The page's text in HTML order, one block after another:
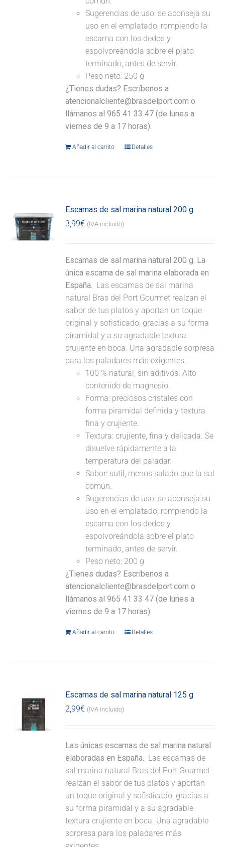
Sugerencias de uso: se aconseja su
uso en el emplatado, rompiendo la
escama con los dedos y
espolvoreándola sobre el plato
terminado, antes de servir.
Peso neto: 250 g
¿Tienes dudas? Escríbenos a
atencionalcliente@brasdelport.com o
llámanos al 965 41 33 47 (de lunes a
viernes de 9 a 17 horas).
Añadir al carrito Detalles
Escamas de sal marina natural 200 g
3,99€ (IVA incluido)
Escamas de sal marina natural 200 g. La
única escama de sal marina elaborada en
España. Las escamas de sal marina
natural Bras del Port Gourmet realzan el
sabor de tus platos y aportan un toque
original y sofisticado, gracias a su forma
piramidal y a su agradable textura
crujiente en boca. Una agradable sorpresa
para los paladares más exigentes.
100 % natural, sin aditivos. Alto
contenido de magnesio.
Forma: preciosos cristales con
forma piramidal definida y textura
fina y crujiente.
Textura: crujiente, fina y delicada. Se
disuelve rápidamente a la
temperatura del paladar.
Sabor: sutil, menos salado que la sal
común.
Sugerencias de uso: se aconseja su
uso en el emplatado, rompiendo la
escama con los dedos y
espolvoreándola sobre el plato
terminado, antes de servir.
Peso neto: 200 g
¿Tienes dudas? Escríbenos a
atencionalcliente@brasdelport.com o
llámanos al 965 41 33 47 (de lunes a
viernes de 9 a 17 horas).
Añadir al carrito Detalles
Escamas de sal marina natural 125 g
2,99€ (IVA incluido)
Las únicas escamas de sal marina natural
elaboradas en España. Las escamas de
sal marina natural Bras del Port Gourmet
realzan el sabor de tus platos y aportan
un toque original y sofisticado, gracias a
su forma piramidal y a su agradable
textura crujiente en boca. Una agradable
sorpresa para los paladares más